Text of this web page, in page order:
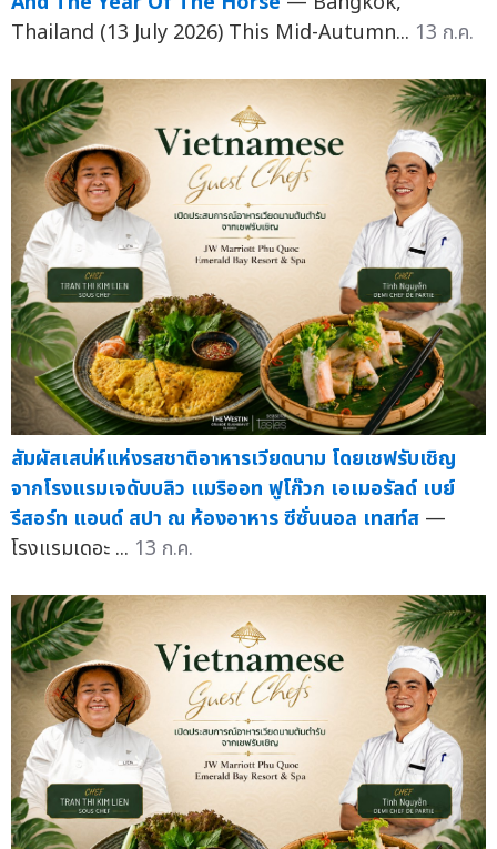
Thailand (13 July 2026) This Mid-Autumn... 13 ก.ค.
สัมผัสเสน่ห์แห่งรสชาติอาหารเวียดนาม โดยเชฟรับเชิญ
จากโรงแรมเจดับบลิว แมริออท ฟูโก๊วก เอเมอรัลด์ เบย์
รีสอร์ท แอนด์ สปา ณ ห้องอาหาร ซีซั่นนอล เทสท์ส —
โรงแรมเดอะ ... 13 ก.ค.